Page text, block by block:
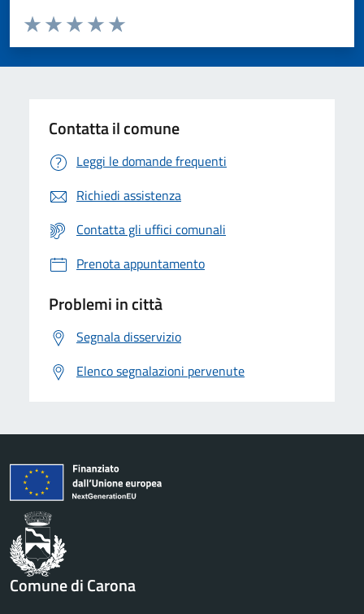
Valuta da 1 a 5 stelle la pagina
Valuta 5 stelle su 5
Valuta 4 stelle su 5
Valuta 3 stelle su 5
Valuta 2 stelle su 5
Valuta 1 stelle su 5
Contatta il comune
Leggi le domande frequenti
Richiedi assistenza
Contatta gli uffici comunali
Prenota appuntamento
Problemi in città
Segnala disservizio
Elenco segnalazioni pervenute
Comune di Carona